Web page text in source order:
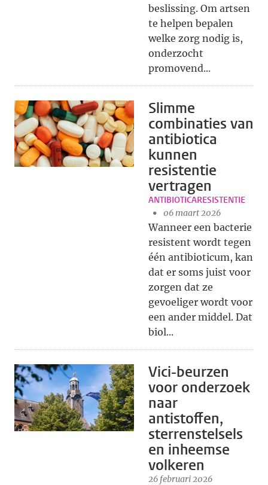
beslissing. Om artsen
te helpen bepalen
welke zorg nodig is,
onderzocht
promovend...
Slimme
combinaties van
antibiotica
kunnen
resistentie
vertragen
ANTIBIOTICARESISTENTIE
06 maart 2026
Wanneer een bacterie
resistent wordt tegen
één antibioticum, kan
dat er soms juist voor
zorgen dat ze
gevoeliger wordt voor
een ander middel. Dat
biol...
Vici-beurzen
voor onderzoek
naar
antistoffen,
sterrenstelsels
en inheemse
volkeren
26 februari 2026